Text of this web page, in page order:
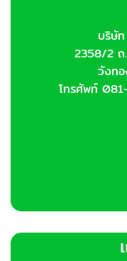
บริษั
2358/2 ถ
วังท
โทรศัพท์